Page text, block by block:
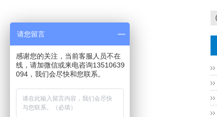
请您留言
感谢您的关注，当前客服人员不在
线，请加微信或来电咨询13510639
094，我们会尽快和您联系。